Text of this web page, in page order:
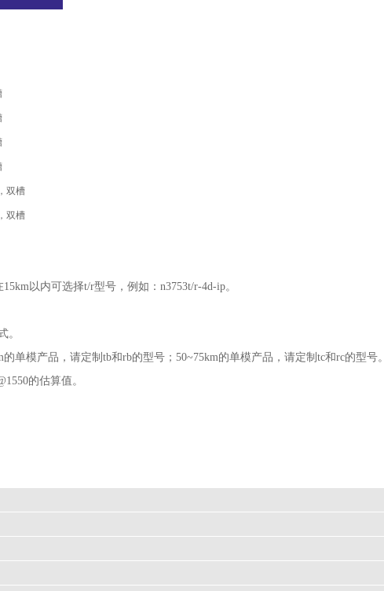
双槽
双槽
以内可选择t/r型号，例如：n3753t/r-4d-ip。
。
模产品，请定制tb和rb的型号；50~75km的单模产品，请定制tc和rc的型号。
的估算值。